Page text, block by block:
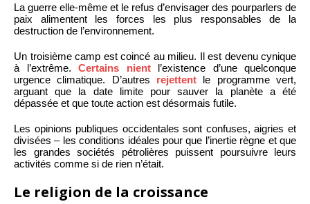
La guerre elle-même et le refus d’envisager des pourparlers de
paix alimentent les forces les plus responsables de la
destruction de l’environnement.
Un troisième camp est coincé au milieu. Il est devenu cynique
à l’extrême. Certains nientl’existence d’une quelconque
urgence climatique. D’autres rejettent le programme vert,
arguant que la date limite pour sauver la planète a été
dépassée et que toute action est désormais futile.
Les opinions publiques occidentales sont confuses, aigries et
divisées – les conditions idéales pour que l’inertie règne et que
les grandes sociétés pétrolières puissent poursuivre leurs
activités comme si de rien n’était.
Le religion de la croissance